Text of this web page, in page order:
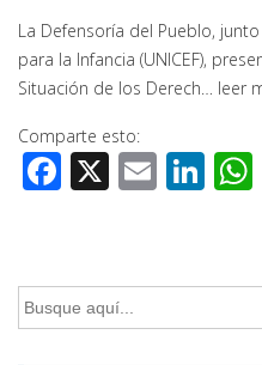
La Defensoría del Pueblo,
para la Infancia (UNICEF),
Situación de los Derech… leer
Comparte esto:
Facebook
X Email
Buscar: